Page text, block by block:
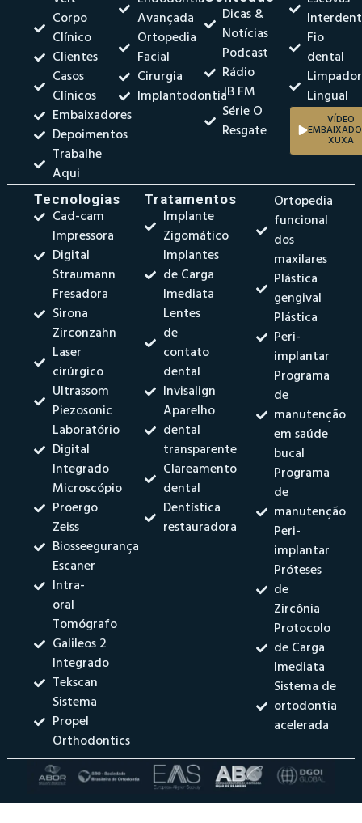
Corpo
Clínico
Clientes
Casos
Clínicos
Embaixadores
Depoimentos
Trabalhe
Aqui
Avançada
Ortopedia
Facial
Cirurgia
Implantodontia
Dicas &
Notícias
Podcast
Rádio
JB FM
Série O
Resgate
Fio
dental
Limpador
Lingual
VÍDEO
XUXA
Tecnologias
Cad-cam
Impressora
Digital
Straumann
Fresadora
Sirona
Zirconzahn
Laser
cirúrgico
Ultrassom
Piezosonic
Laboratório
Digital
Integrado
Microscópio
Proergo
Zeiss
Biosseegurança
Escaner
Intra-
oral
Tomógrafo
Galileos 2
Integrado
Tekscan
Sistema
Propel
Orthodontics
Tratamentos
Implante
Zigomático
Implantes
de Carga
Imediata
Lentes
de
contato
dental
Invisalign
Aparelho
dental
transparente
Clareamento
dental
Dentística
restauradora
Ortopedia
funcional
dos
maxilares
Plástica
gengival
Plástica
Peri-
implantar
Programa
de
manutenção
em saúde
bucal
Programa
de
manutenção
Peri-
implantar
Próteses
de
Zircônia
Protocolo
de Carga
Imediata
Sistema de
ortodontia
acelerada